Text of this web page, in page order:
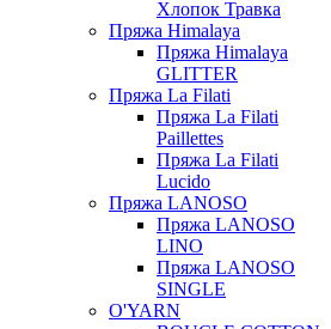
Хлопок Травка
Пряжа Himalaya
Пряжа Himalaya
GLITTER
Пряжа La Filati
Пряжа La Filati
Paillettes
Пряжа La Filati
Lucido
Пряжа LANOSO
Пряжа LANOSO
LINO
Пряжа LANOSO
SINGLE
O'YARN